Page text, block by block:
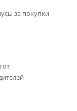
за покупки
от